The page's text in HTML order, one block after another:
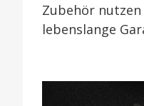
Zubehör
lebenslange